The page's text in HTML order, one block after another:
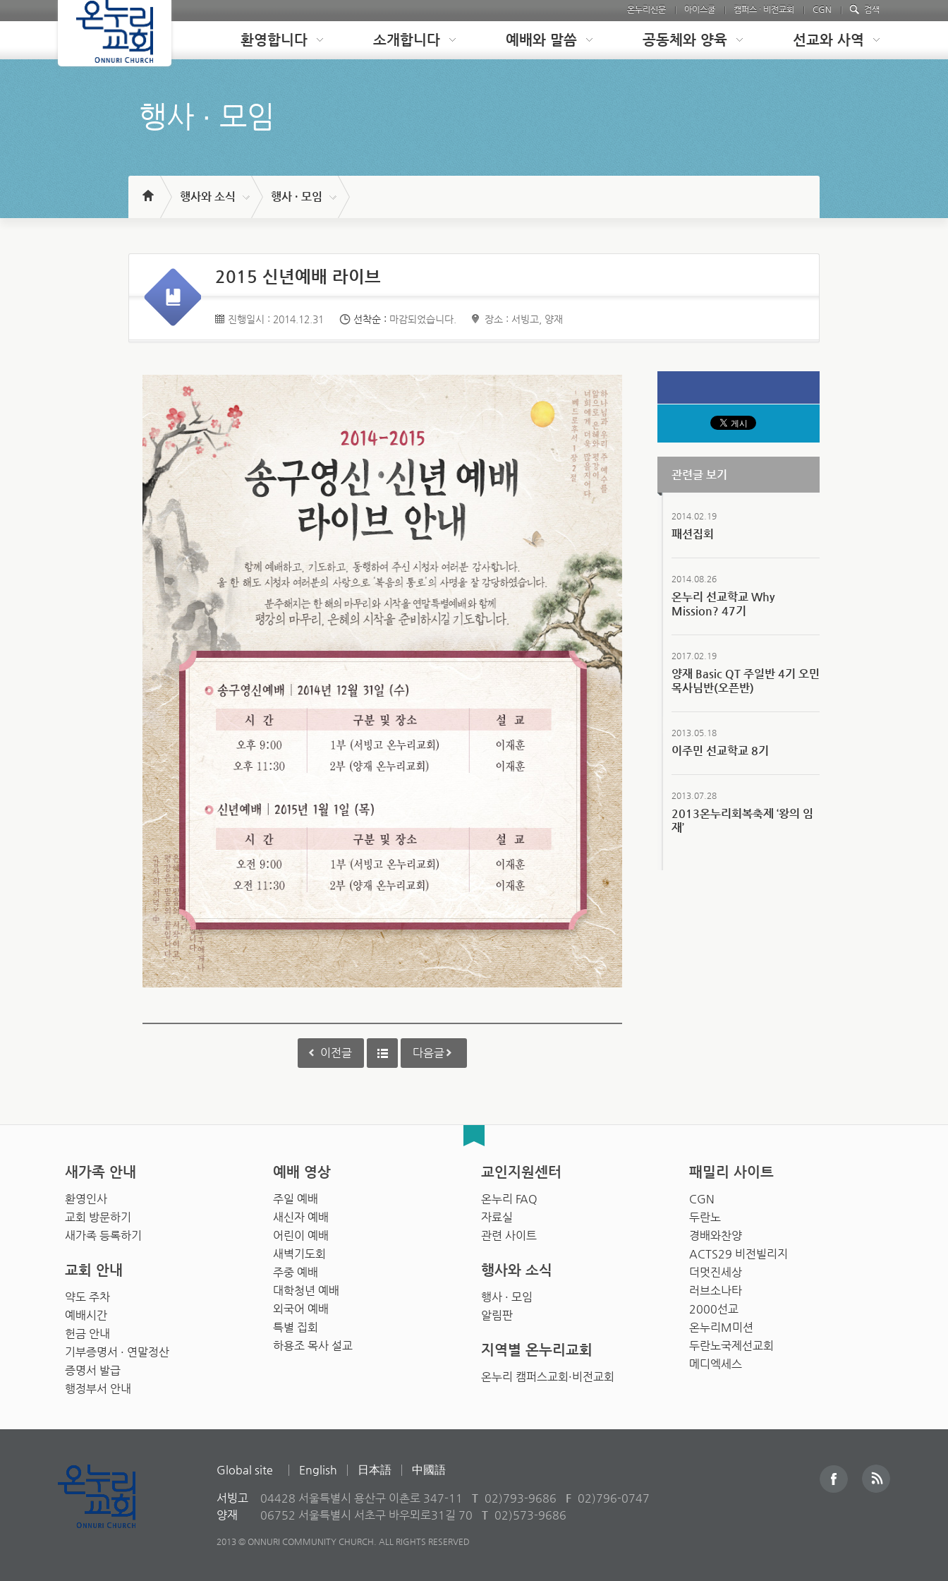
온누리신문 아이스쿨 캠퍼스 · 비전교회 CGN 검색
Loading 환영합니다 소개합니다 예배와 말씀 공동체와 양육 선교와 사역
행사 ∙ 모임
행사와 소식 행사 · 모임
2015 신년예배 라이브
진행일시 : 2014.12.31 선착순 : 마감되었습니다. 장소 : 서빙고, 양재
이전글 다음글
관련글 보기
2014.02.19
패션집회
2014.08.26
온누리 선교학교 Why
Mission? 47기
2017.02.19
양재 Basic QT 주일반 4기 오민
목사님반(오픈반)
2013.05.18
이주민 선교학교 8기
2013.07.28
2013온누리회복축제 ‘왕의 임
재’
새가족 안내
환영인사
교회 방문하기
새가족 등록하기
예배 영상
주일 예배
새신자 예배
어린이 예배
새벽기도회
주중 예배
대학청년 예배
외국어 예배
특별 집회
하용조 목사 설교
교인지원센터
온누리 FAQ
자료실
관련 사이트
패밀리 사이트
CGN
두란노
경배와찬양
ACTS29 비전빌리지
더멋진세상
러브소나타
2000선교
온누리M미션
두란노국제선교회
메디엑세스
교회 안내
약도 주차
예배시간
헌금 안내
기부증명서 · 연말정산
증명서 발급
행정부서 안내
행사와 소식
행사 · 모임
알림판
지역별 온누리교회
온누리 캠퍼스교회·비전교회
Global site English 日本語 中國語
서빙고 04428 서울특별시 용산구 이촌로 347-11 T 02)793-9686 F 02)796-0747
양재
06752 서울특별시 서초구 바우뫼로31길 70 T 02)573-9686
2013 © ONNURI COMMUNITY CHURCH. ALL RIGHTS RESERVED